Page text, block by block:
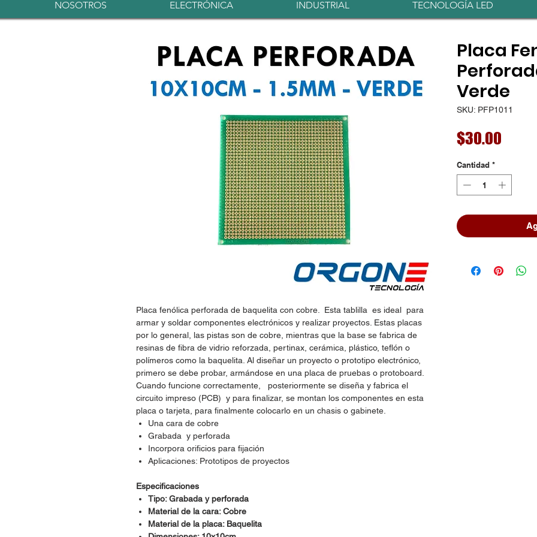
NOSOTROS ELECTRÓNICA INDUSTRIAL TECNOLOGÍA LED
Placa fenólica perforada de baquelita con cobre. Esta tablilla es ideal para
armar y soldar componentes electrónicos y realizar proyectos. Estas placas
por lo general, las pistas son de cobre, mientras que la base se fabrica de
resinas de fibra de vidrio reforzada, pertinax, cerámica, plástico, teflón o
polímeros como la baquelita. Al diseñar un proyecto o prototipo electrónico,
primero se debe probar, armándose en una placa de pruebas o protoboard.
Cuando funcione correctamente, posteriormente se diseña y fabrica el
circuito impreso (PCB) y para finalizar, se montan los componentes en esta
placa o tarjeta, para finalmente colocarlo en un chasis o gabinete.
Una cara de cobre
Grabada y perforada
Incorpora orificios para fijación
Aplicaciones: Prototipos de proyectos
Especificaciones
Tipo: Grabada y perforada
Material de la cara: Cobre
Material de la placa: Baquelita
Placa
Verde
SKU: PFP1011
$30.00
Cantidad *